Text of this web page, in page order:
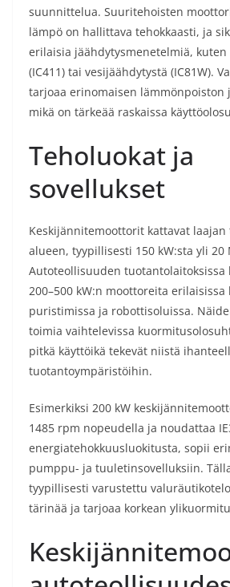
suunnittelua. Suuritehoisten
lämpö on hallittava tehokkaasti, ja
erilaisia jäähdytysmenetelmiä,
(IC411) tai vesijäähdytystä (IC81W).
tarjoaa erinomaisen lämmönpoiston
mikä on tärkeää raskaissa
Teholuokat ja
sovellukset
Keskijännitemoottorit kattavat laajan
alueen, tyypillisesti 150 kW:sta yli 20
Autoteollisuuden tuotantolaitoksissa
200–500 kW:n moottoreita erilaisissa
puristimissa ja robottisoluissa.
toimia vaihtelevissa
pitkä käyttöikä tekevät niistä
tuotantoympäristöihin.
Esimerkiksi 200 kW
1485 rpm nopeudella ja noudattaa
energiatehokkuusluokitusta, sopii
pumppu- ja tuuletinsovelluksiin.
tyypillisesti varustettu
tärinää ja tarjoaa korkean